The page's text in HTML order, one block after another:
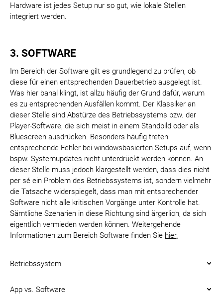
Hardware ist jedes Setup nur so gut, wie lokale Stellen
integriert werden.
3. SOFTWARE
Im Bereich der Software gilt es grundlegend zu prüfen, ob
diese für einen entsprechenden Dauerbetrieb ausgelegt ist.
Was hier banal klingt, ist allzu häufig der Grund dafür, warum
es zu entsprechenden Ausfällen kommt. Der Klassiker an
dieser Stelle sind Abstürze des Betriebssystems bzw. der
Player-Software, die sich meist in einem Standbild oder als
Bluescreen ausdrücken. Besonders häufig treten
entsprechende Fehler bei windowsbasierten Setups auf, wenn
bspw. Systemupdates nicht unterdrückt werden können. An
dieser Stelle muss jedoch klargestellt werden, dass dies nicht
per sé ein Problem des Betriebssystems ist, sondern vielmehr
die Tatsache widerspiegelt, dass man mit entsprechender
Software nicht alle kritischen Vorgänge unter Kontrolle hat.
Sämtliche Szenarien in diese Richtung sind ärgerlich, da sich
eigentlich vermieden werden können. Weitergehende
Informationen zum Bereich Software finden Sie hier.
Betriebssystem
App vs. Software